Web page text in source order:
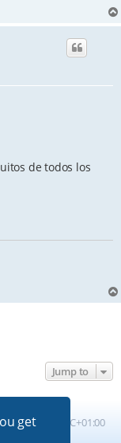
get
de todos los
Jump to
All times are UTC+01:00